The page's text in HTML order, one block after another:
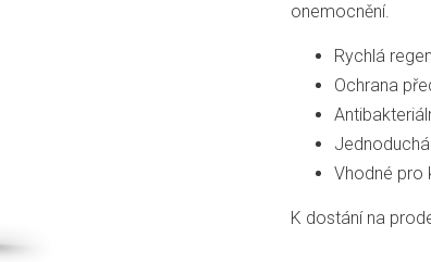
onemocnění.
Rychlá
Ochrana
Vhodné pro
K dostání na